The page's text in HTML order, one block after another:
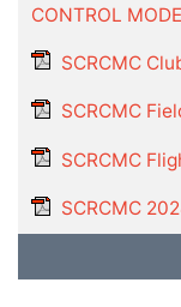
CONTROL
SCRCMC
SCRCMC
SCRCMC
SCRCMC